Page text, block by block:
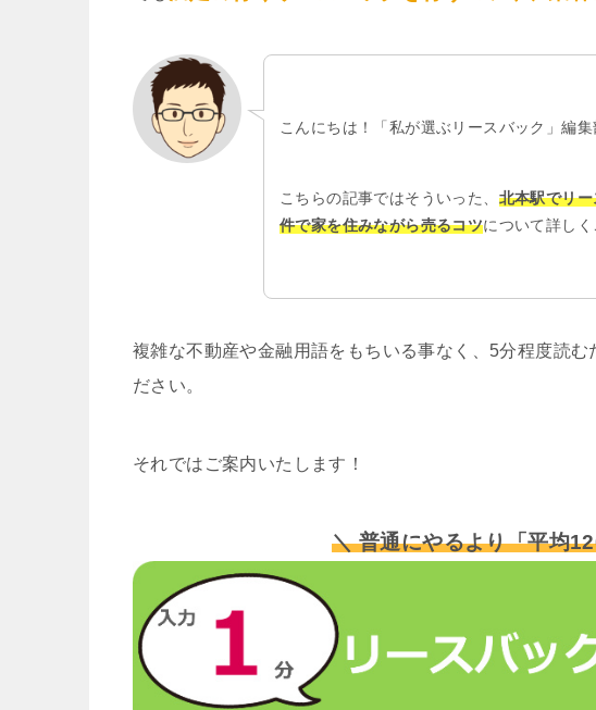
こんにちは！「私が選ぶリースバック」編集
こちらの記事ではそういった、 北本駅でリ
件で家を住みながら売るコツについて詳しく
複雑な不動産や金融用語をもちいる事なく、5分程度読
ださい。
それではご案内いたします！
＼ 普通にやるより「平均